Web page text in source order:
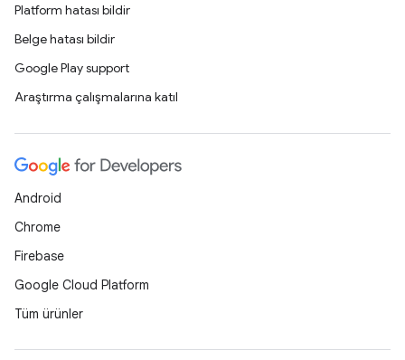
Platform hatası bildir
Belge hatası bildir
Google Play support
Araştırma çalışmalarına katıl
Android
Chrome
Firebase
Google Cloud Platform
Tüm ürünler